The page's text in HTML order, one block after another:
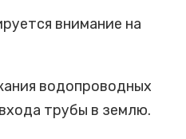
внимание на
водопроводных
трубы в землю.